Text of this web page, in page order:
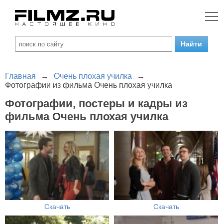
Главная → Очень плохая училка
→
Фотографии из фильма Очень плохая училка
Фотографии, постеры и кадры из
фильма Очень плохая училка
Скачать Скачать